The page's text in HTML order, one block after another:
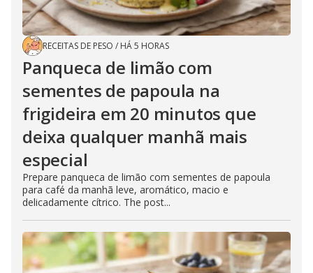
RECEITAS DE PESO / HÁ 5 HORAS
Panqueca de limão com
sementes de papoula na
frigideira em 20 minutos que
deixa qualquer manhã mais
especial
Prepare panqueca de limão com sementes de papoula
para café da manhã leve, aromático, macio e
delicadamente cítrico. The post...